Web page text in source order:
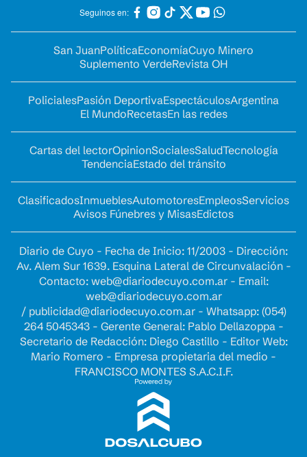
Seguinos en:
San JuanPolíticaEconomíaCuyo Minero
Suplemento VerdeRevista OH
PolicialesPasión DeportivaEspectáculosArgentina
El MundoRecetasEn las redes
Cartas del lectorOpinionSocialesSaludTecnología
TendenciaEstado del tránsito
ClasificadosInmueblesAutomotoresEmpleosServicios
Avisos Fúnebres y MisasEdictos
Diario de Cuyo - Fecha de Inicio: 11/2003 - Dirección:
Av. Alem Sur 1639. Esquina Lateral de Circunvalación -
Contacto: web@diariodecuyo.com.ar- Email:
web@diariodecuyo.com.ar
/ publicidad@diariodecuyo.com.ar- Whatsapp: (054)
264 5045343 - Gerente General: Pablo Dellazoppa -
Secretario de Redacción: Diego Castillo - Editor Web:
Mario Romero - Empresa propietaria del medio -
FRANCISCO MONTES S.A.C.I.F.